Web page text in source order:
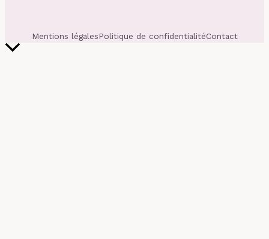
Mentions légalesPolitique de confidentialitéContact